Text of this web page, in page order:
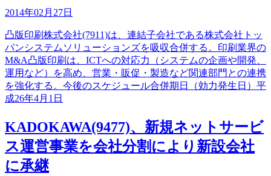
2014年02月27日
凸版印刷株式会社(7911)は、連結子会社である株式会社トッ
パンシステムソリューションズを吸収合併する。印刷業界の
M&A凸版印刷は、ICTへの対応力（システムの企画や開発、
運用など）を高め、営業・販促・製造など関連部門との連携
を強化する。今後のスケジュール合併期日（効力発生日）平
成26年4月1日
KADOKAWA(9477)、新規ネットサービ
ス運営事業を会社分割により新設会社
に承継